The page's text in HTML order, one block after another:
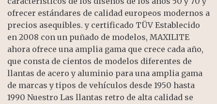
ofrecer estándares de calidad europeos modernos a
precios asequibles. y certificado TÜV Establecido
en 2008 con un puñado de modelos, MAXILITE
ahora ofrece una amplia gama que crece cada año,
que consta de cientos de modelos diferentes de
llantas de acero y aluminio para una amplia gama
de marcas y tipos de vehículos desde 1950 hasta
1990 Nuestro Las llantas retro de alta calidad se